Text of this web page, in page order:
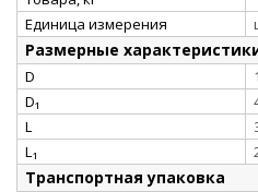
Единица измерения
Размерные
D
D₁
L
L₁
Транспортная упаковка